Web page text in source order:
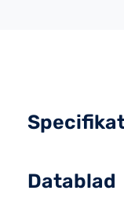
Datablad